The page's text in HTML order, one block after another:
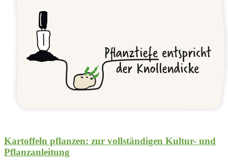
Kartoffeln pflanzen: zur vollständigen Kultur- und
Pflanzanleitung